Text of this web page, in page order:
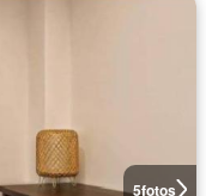
5fotos